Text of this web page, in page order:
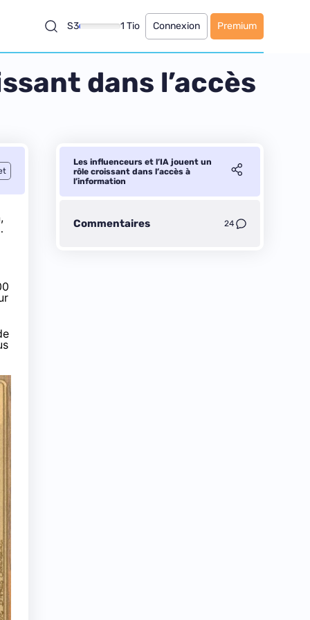
S3 1 Tio Connexion Premium
dans l’accès
Les influenceurs et l’IA jouent un
rôle croissant dans l’accès à
l’information
Commentaires 24